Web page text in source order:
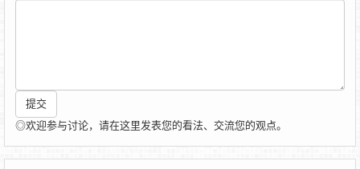
◎欢迎参与讨论，请在这里发表您的看法、交流您的观点。